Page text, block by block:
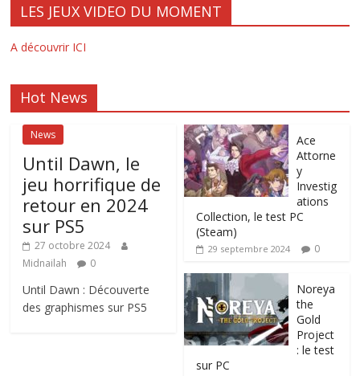
LES JEUX VIDEO DU MOMENT
A découvrir ICI
Hot News
News
Until Dawn, le
jeu horrifique de
retour en 2024
sur PS5
27 octobre 2024
Midnailah
0
Until Dawn : Découverte
des graphismes sur PS5
Ace
Attorne
y
Investig
ations
Collection, le test PC
(Steam)
29 septembre 2024 0
Noreya
the
Gold
Project
: le test
sur PC